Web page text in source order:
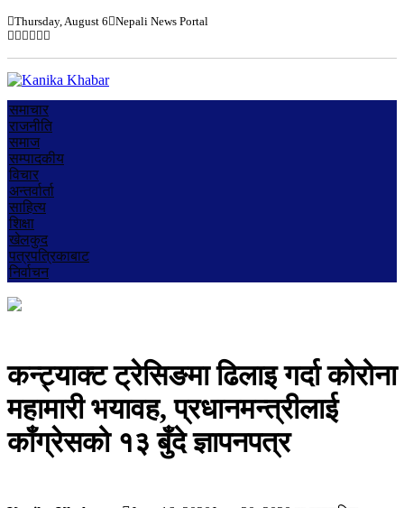
Thursday, August 6 Nepali News Portal
समाचार
राजनीति
समाज
सम्पादकीय
विचार
अन्तर्वार्ता
साहित्य
शिक्षा
खेलकुद
पत्रपत्रिकाबाट
निर्वाचन
कन्ट्याक्ट ट्रेसिङमा ढिलाइ गर्दा कोरोना
महामारी भयावह, प्रधानमन्त्रीलाई
काँग्रेसको १३ बुँदे ज्ञापनपत्र